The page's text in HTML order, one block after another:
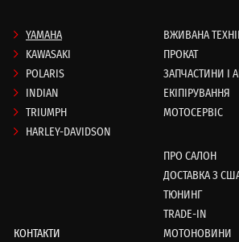
YAMAHA
KAWASAKI
POLARIS
INDIAN
TRIUMPH
HARLEY-DAVIDSON
ВЖИВАНА
ПРОКАТ
ЗАПЧАСТИНИ І
ЕКІПІРУВАННЯ
МОТОСЕРВІС
ПРО САЛОН
ДОСТАВКА З
ТЮНИНГ
TRADE-IN
МОТОНОВИНИ
КОНТАКТИ